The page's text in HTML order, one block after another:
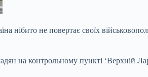
нібито не повертає своїх
на контрольному пункті ‘Верхній